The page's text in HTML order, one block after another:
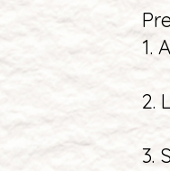
1.
2.
3.